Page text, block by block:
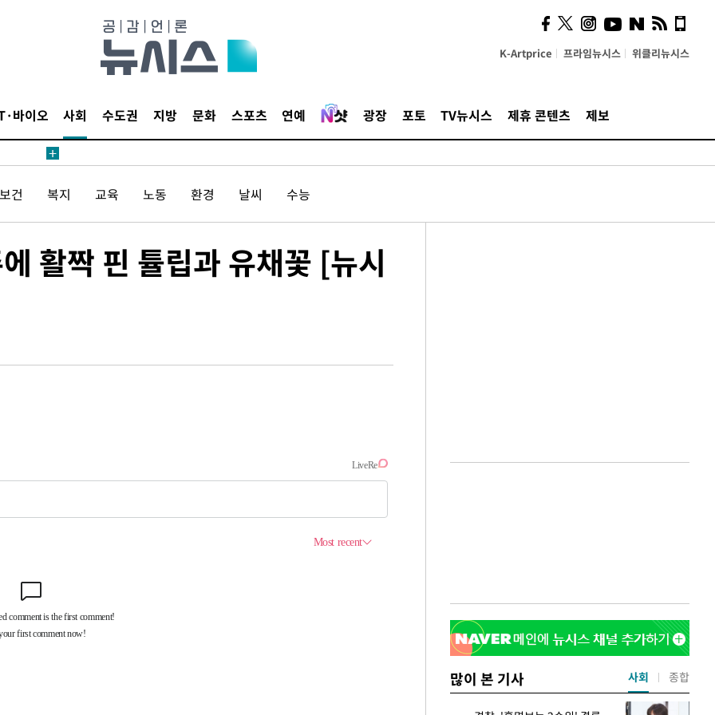
K-Artprice 프라임뉴시스 위클리뉴시스
바이오 사회 수도권 지방 문화 스포츠 연예 광장 포토 TV뉴시스 제휴 콘텐츠 제보
일 후
후
건 복지 교육 노동 환경 날씨 수능
활짝 핀 튤립과 유채꽃 [뉴시
많이 본 기사 사회 종합